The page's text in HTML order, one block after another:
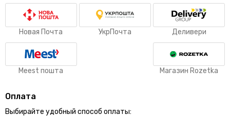
Новая Почта УкрПочта Деливери
Meest пошта Магазин Rozetka
Оплата
Выбирайте удобный способ оплаты: